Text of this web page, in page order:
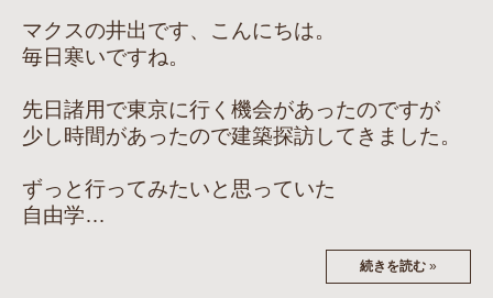
マクスの井出です、こんにちは。
毎日寒いですね。
先日諸用で東京に行く機会があったのですが
少し時間があったので建築探訪してきました。
ずっと行ってみたいと思っていた
自由学…
続きを読む »